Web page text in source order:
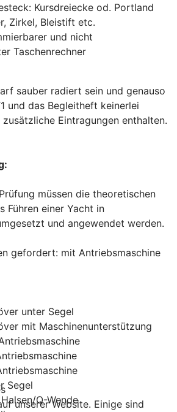
Kursdreiecke od. Portland
Zirkel, Bleistift etc.
und nicht
Taschenrechner
sauber radiert sein und genauso
und das Begleitheft keinerlei
Eintragungen enthalten.
müssen die theoretischen
Führen einer Yacht in
und angewendet werden.
gefordert: mit Antriebsmaschine
unter Segel
mit Maschinenunterstützung
Segel
Q-Wende
unserer Website. Einige sind